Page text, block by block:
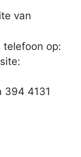
van
telefoon op:
394 4131